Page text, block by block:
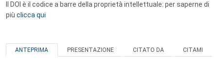
Il DOI è il codice a barre della proprietà intellettuale: per saperne di
più clicca qui
ANTEPRIMA PRESENTAZIONE CITATO DA CITAMI